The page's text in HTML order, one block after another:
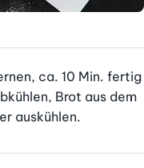
ca. 10 Min. fertig
Brot aus dem
auskühlen.